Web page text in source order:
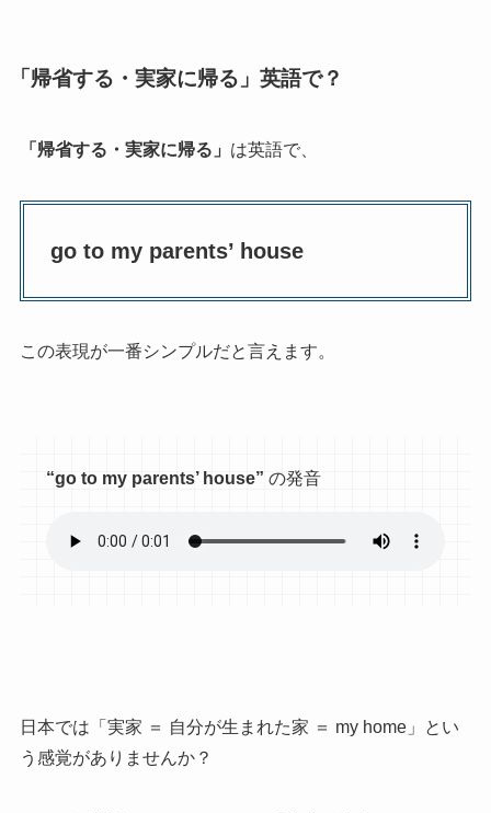
「帰省する・実家に帰る」英語で？
「帰省する・実家に帰る」 は英語で、
go to my parents’ house
この表現が一番シンプルだと言えます。
“go to my parents’ house” の発音
日本では「実家 ＝ 自分が生まれた家 ＝ my home」とい
う感覚がありませんか？